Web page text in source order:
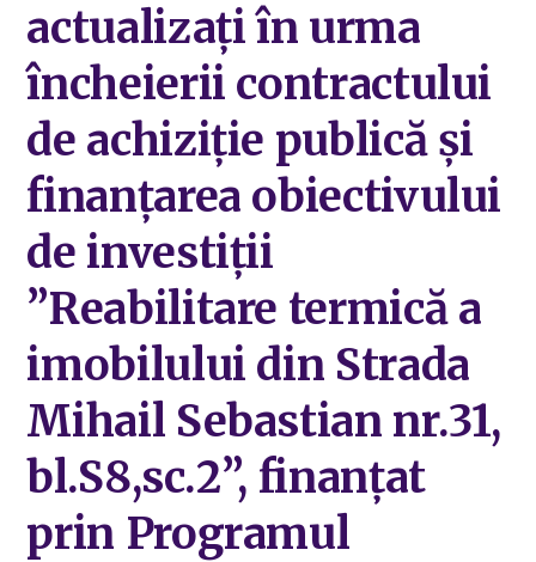
actualizați în urma
încheierii contractului
de achiziție publică și
finanțarea obiectivului
de investiții
”Reabilitare termică a
imobilului din Strada
Mihail Sebastian nr.31,
bl.S8,sc.2”, finanțat
prin Programul